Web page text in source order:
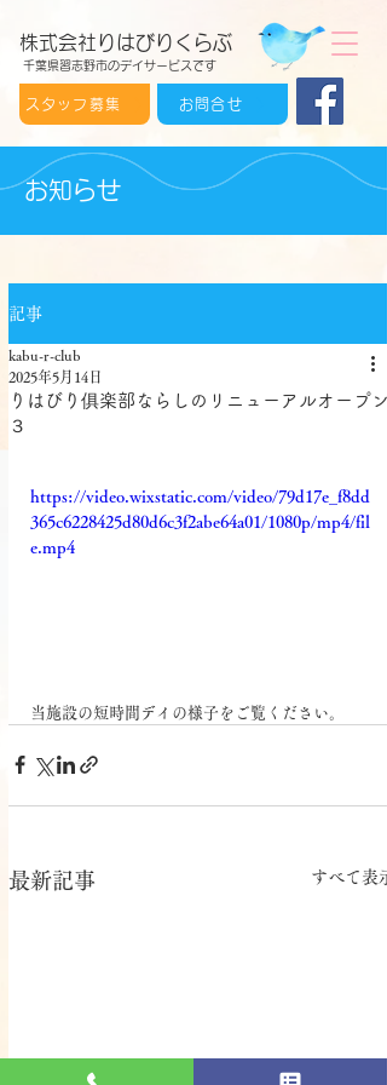
株式会社りはびりくらぶ
千葉県習志野市のデイサービスです
スタッフ募集 お問合せ
お知らせ
記事
りはびり俱楽部ならしのリニューアルオープン
３
kabu-r-club
2025年5月14日
https://video.wixstatic.com/video/79d17e_f8dd
365c6228425d80d6c3f2abe64a01/1080p/mp4/fil
e.mp4
当施設の短時間デイの様子をご覧ください。
最新記事 すべて表示